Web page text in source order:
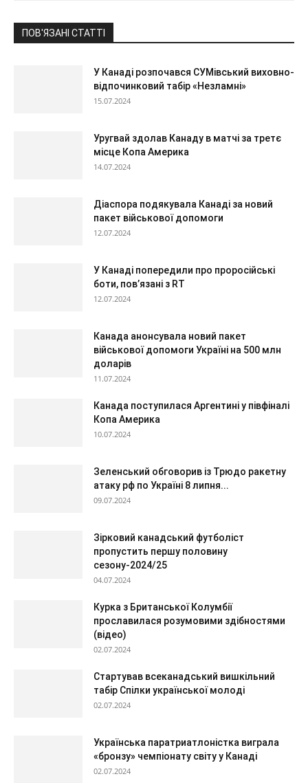
ПОВ'ЯЗАНІ СТАТТІ
У Канаді розпочався СУМівський виховно-
відпочинковий табір «Незламні»
15.07.2024
Уругвай здолав Канаду в матчі за третє
місце Копа Америка
14.07.2024
Діаспора подякувала Канаді за новий
пакет військової допомоги
12.07.2024
У Канаді попередили про проросійські
боти, повʼязані з RT
12.07.2024
Канада анонсувала новий пакет
військової допомоги Україні на 500 млн
доларів
11.07.2024
Канада поступилася Аргентині у півфіналі
Копа Америка
10.07.2024
Зеленський обговорив із Трюдо ракетну
атаку рф по Україні 8 липня...
09.07.2024
Зірковий канадський футболіст
пропустить першу половину
сезону-2024/25
04.07.2024
Курка з Британської Колумбії
прославилася розумовими здібностями
(відео)
02.07.2024
Стартував всеканадський вишкільний
табір Спілки української молоді
02.07.2024
Українська паратриатлоністка виграла
«бронзу» чемпіонату світу у Канаді
02.07.2024